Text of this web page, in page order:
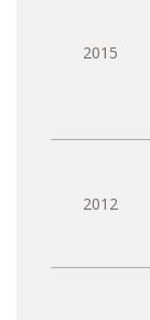
2015
2012